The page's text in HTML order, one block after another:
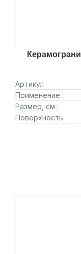
Артикул
Применение :
Размер, см :
Поверхность :